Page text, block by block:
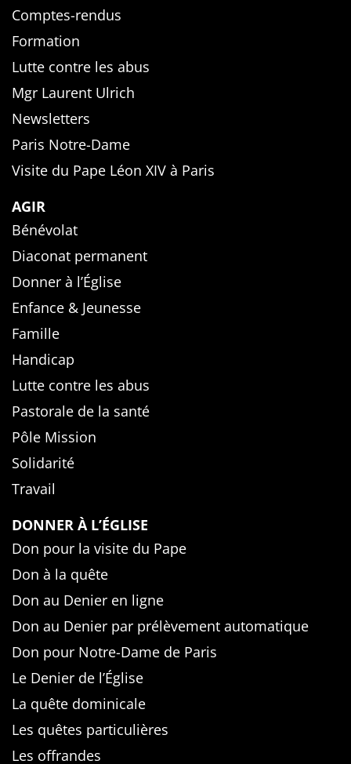
Comptes-rendus
Formation
Lutte contre les abus
Mgr Laurent Ulrich
Newsletters
Paris Notre-Dame
Visite du Pape Léon XIV à Paris
AGIR
Bénévolat
Diaconat permanent
Donner à l’Église
Enfance & Jeunesse
Famille
Handicap
Lutte contre les abus
Pastorale de la santé
Pôle Mission
Solidarité
Travail
DONNER À L’ÉGLISE
Don pour la visite du Pape
Don à la quête
Don au Denier en ligne
Don au Denier par prélèvement automatique
Don pour Notre-Dame de Paris
Le Denier de l’Église
La quête dominicale
Les quêtes particulières
Les offrandes